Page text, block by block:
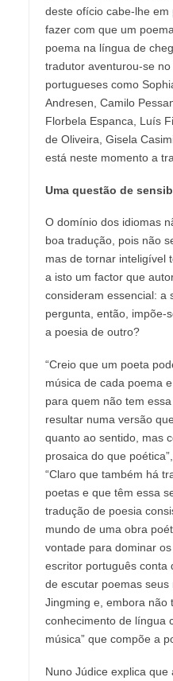
deste ofício cabe-lhe em
fazer com que um
poema na língua de
tradutor aventurou-se
portugueses como
Andresen, Camilo
Florbela Espanca, Luís
de Oliveira, Gisela
está neste momento a
Uma questão de
O domínio dos idiomas
boa tradução, pois não
mas de tornar inteligível
a isto um factor que
consideram essencial: a
pergunta, então, impõe-
a poesia de outro?
“Creio que um poeta
música de cada poema
para quem não tem
resultar numa versão
quanto ao sentido, mas
prosaica do que
“Claro que também há
poetas e que têm essa
tradução de poesia
mundo de uma obra
vontade para dominar
escritor português conta
de escutar poemas seus
Jingming e, embora não
conhecimento de língua
música” que compõe a
Nuno Júdice explica